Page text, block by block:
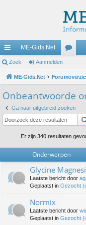
ne
lle
lin
ks
ME-Gids.Net
u
m
s
Zoek Aanmelden
ME-Gids.Net
Onbeantwoorde
Ga naar uitgebreid zoeken
Er zijn 340 resultaten
Onderwerpen
Glycine
Laatste bericht door
Geplaatst in Gezocht
Normix
Laatste bericht door
Geplaatst in Gezocht